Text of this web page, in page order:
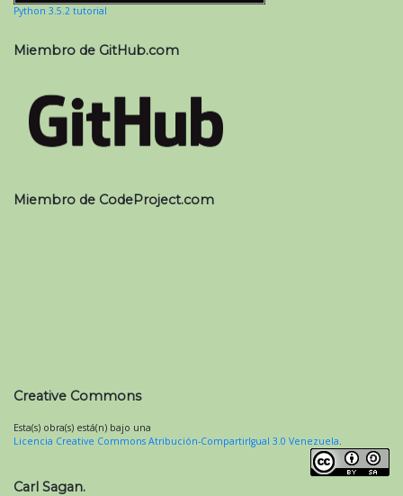
Python 3.5.2 tutorial
Miembro de GitHub.com
Miembro de CodeProject.com
Creative Commons
Esta(s) obra(s) está(n) bajo una
Licencia Creative Commons Atribución-CompartirIgual 3.0 Venezuela.
Carl Sagan.